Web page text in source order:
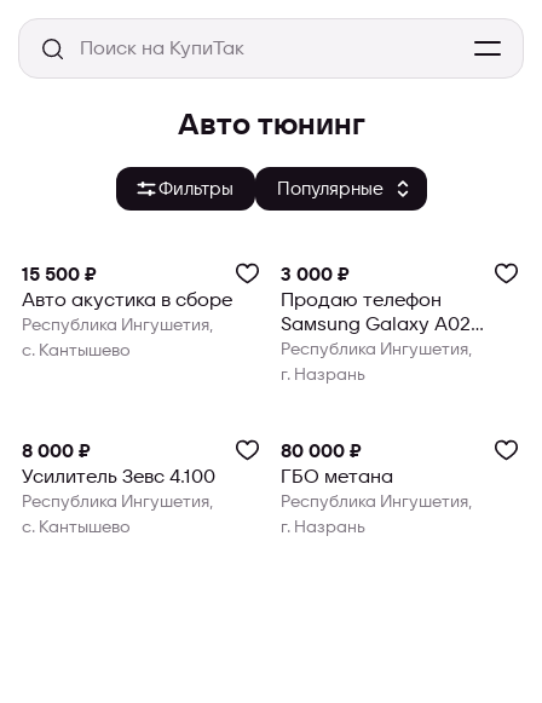
Авто тюнинг
Фильтры
15 500 ₽
Авто акустика в сборе
Республика Ингушетия,
с. Кантышево
3 000 ₽
Продаю телефон
Samsung Galaxy A02
телефон отличном
состоянии ни микро
Республика Ингушетия,
г. Назрань
8 000 ₽
Усилитель Зевс 4.100
Республика Ингушетия,
с. Кантышево
80 000 ₽
ГБО метана
Республика Ингушетия,
г. Назрань